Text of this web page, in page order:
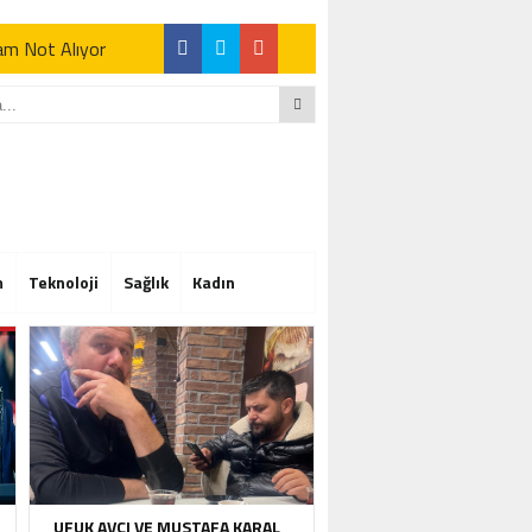
Not Alıyor
Not Alıyor
Teknoloji Sağlık Kadın
UFUK AVCI VE MUSTAFA KARAL